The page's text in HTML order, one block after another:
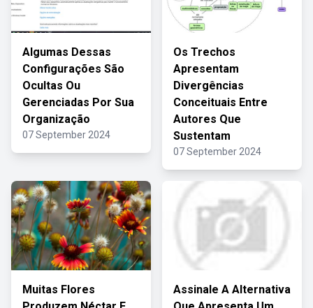
Algumas Dessas
Configurações São
Ocultas Ou
Gerenciadas Por Sua
Organização
07 September 2024
Os Trechos
Apresentam
Divergências
Conceituais Entre
Autores Que
Sustentam
07 September 2024
Muitas Flores
Assinale A Alternativa